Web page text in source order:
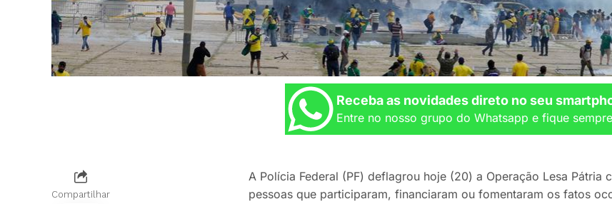
Receba as novidades direto no seu
Entre no nosso grupo do Whatsapp e fique
Compartilhar
A Polícia Federal (PF) deflagrou hoje (20) a Operação Lesa Pátria
pessoas que participaram, financiaram ou fomentaram os fatos